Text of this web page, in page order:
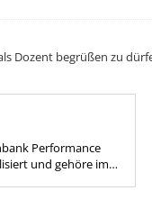
Dozent begrüßen zu
Performance
und gehöre im